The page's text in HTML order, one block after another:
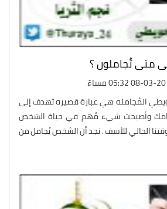
متى تُجاملون ؟
2017 05:32 مساءً
المُجامله هي عبارة قصيره تهدف إلى
وأصبحت شيء مُهم في حياة الشخص
الحالي للأسف . نجد أن الشخص يُجامل من